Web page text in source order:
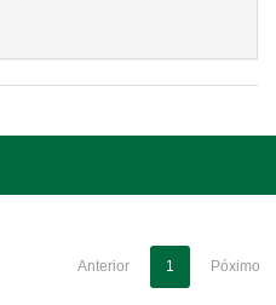
Anterior 1 Póximo